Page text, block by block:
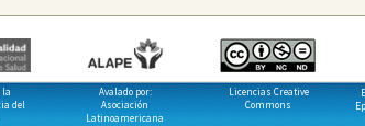
la
del
Avalado por:
Asociación
Latinoamericana
Licencias Creative
Commons